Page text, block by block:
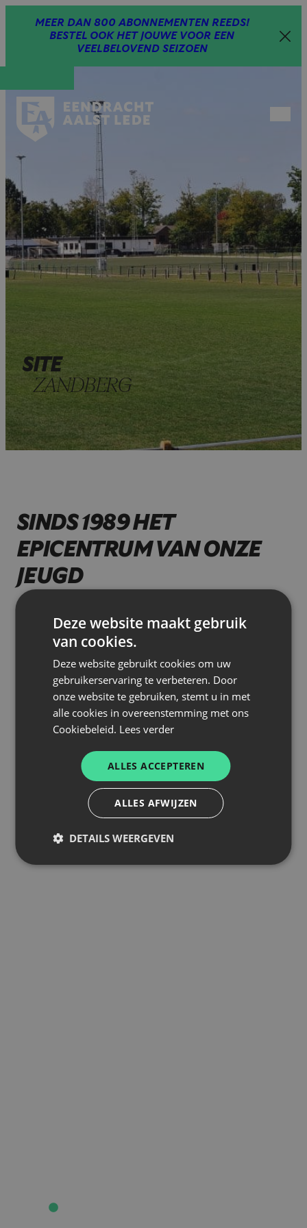
MEER DAN 800 ABONNEMENTEN REEDS!
BESTEL OOK HET JOUWE VOOR EEN
VEELBELOVEND SEIZOEN
menu
SITE
ZANDBERG
SINDS 1989 HET
EPICENTRUM VAN ONZE
JEUGD
thuishaven van onze jeugdwerking en herbergt 5
voetbalvelden voor onze jeugdwerking, inclusief één
synthetisch terrein.
ROUTEBESCHRIJVING
GEBRUIK
E-MAILADRES
jeugd@eendracht-aalst-lede.be
Deze website maakt gebruik
van cookies.
Deze website gebruikt cookies om uw
gebruikerservaring te verbeteren. Door
onze website te gebruiken, stemt u in met
alle cookies in overeenstemming met ons
Cookiebeleid. Lees verder
ALLES ACCEPTEREN
ALLES AFWIJZEN
DETAILS WEERGEVEN